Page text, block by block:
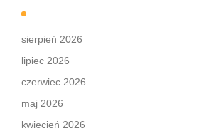
sierpień 2026
lipiec 2026
czerwiec 2026
maj 2026
kwiecień 2026